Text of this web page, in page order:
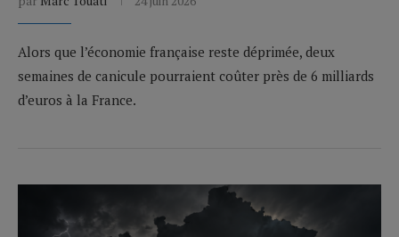
Alors que l’économie française reste déprimée, deux
semaines de canicule pourraient coûter près de 6 milliards
d’euros à la France.